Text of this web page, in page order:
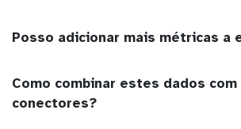
Posso adicionar mais métricas a
Como combinar estes dados
conectores?